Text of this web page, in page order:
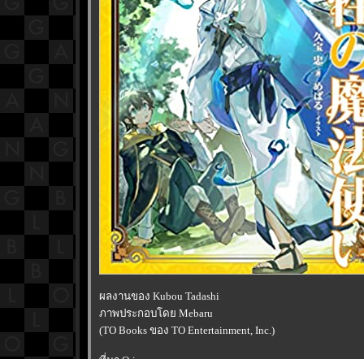
ผลงานของ Kubou Tadashi
ภาพประกอบโดย Mebaru
(TO Books ของ TO Entertainment, Inc.)